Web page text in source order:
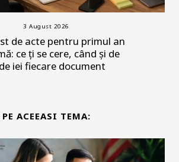
3 August 2026
de acte pentru primul an
ce ți se cere, când și de
iei fiecare document
PE ACEEASI TEMA: